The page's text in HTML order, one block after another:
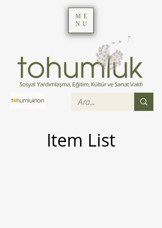
ME
NU
Item List